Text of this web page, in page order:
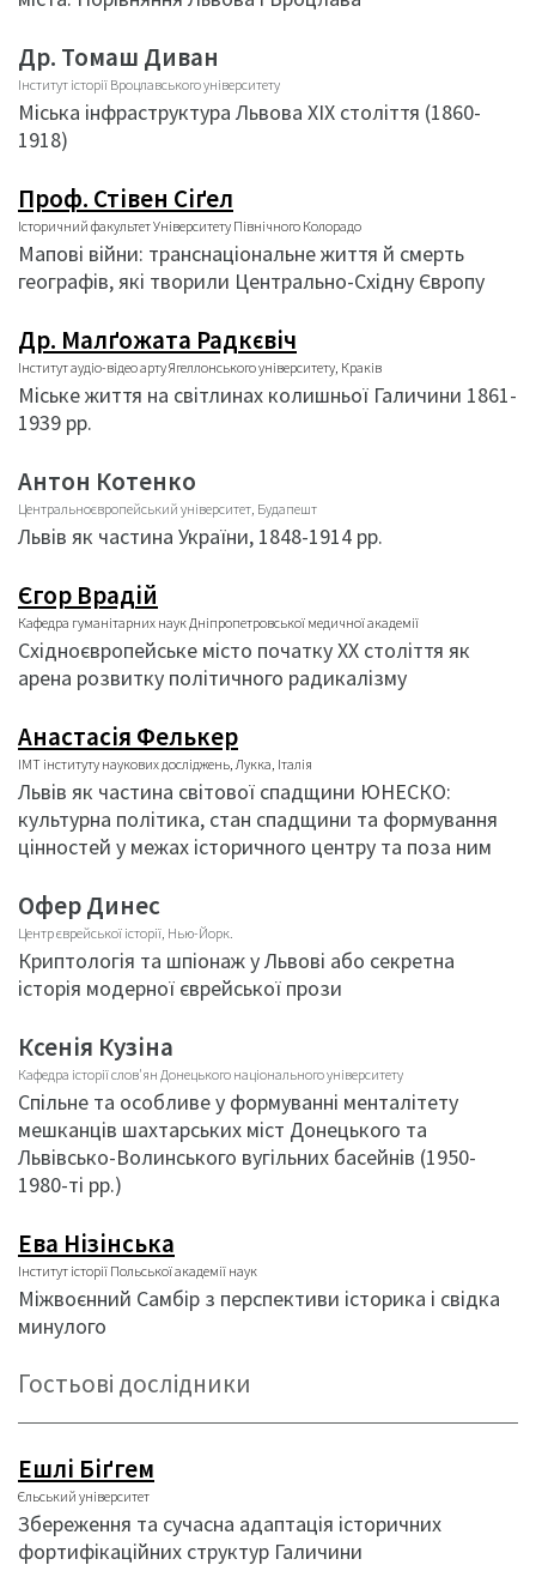
Др. Томаш Диван
Інститут історії Вроцлавського університету
Міська інфраструктура Львова XIX століття (1860-
1918)
Проф. Стівен Сіґел
Історичний факультет Університету Північного Колорадо
Мапові війни: транснаціональне життя й смерть
географів, які творили Центрально-Східну Європу
Др. Малґожата Радкєвіч
Інститут аудіо-відео арту Ягеллонського університету, Краків
Міське життя на світлинах колишньої Галичини 1861-
1939 рр.
Антон Котенко
Центральноєвропейський університет, Будапешт
Львів як частина України, 1848-1914 рр.
Єгор Врадій
Кафедра гуманітарних наук Дніпропетровської медичної академії
Східноєвропейське місто початку ХХ століття як
арена розвитку політичного радикалізму
Анастасія Фелькер
ІМТ інституту наукових досліджень, Лукка, Італія
Львів як частина світової спадщини ЮНЕСКО:
культурна політика, стан спадщини та формування
цінностей у межах історичного центру та поза ним
Офер Динес
Центр єврейської історії, Нью-Йорк.
Криптологія та шпіонаж у Львові або секретна
історія модерної єврейської прози
Ксенія Кузіна
Кафедра історії слов'ян Донецького національного університету
Спільне та особливе у формуванні менталітету
мешканців шахтарських міст Донецького та
Львівсько-Волинського вугільних басейнів (1950-
1980-ті рр.)
Ева Нізінська
Інститут історії Польської академії наук
Міжвоєнний Самбір з перспективи історика і свідка
минулого
Гостьові дослідники
Ешлі Біґгем
Єльський університет
Збереження та сучасна адаптація історичних
фортифікаційних структур Галичини